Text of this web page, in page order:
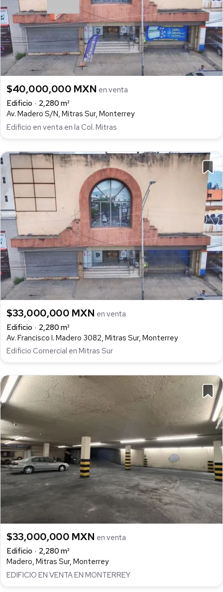
$40,000,000 MXN en venta
Edificio
2,280 m²
Av. Madero S/N, Mitras Sur, Monterrey
Edificio en venta en la Col. Mitras
$33,000,000 MXN en venta
Edificio
2,280 m²
Av. Francisco I. Madero 3082, Mitras Sur, Monterrey
Edificio Comercial en Mitras Sur
$33,000,000 MXN en venta
Edificio
2,280 m²
Madero, Mitras Sur, Monterrey
EDIFICIO EN VENTA EN MONTERREY